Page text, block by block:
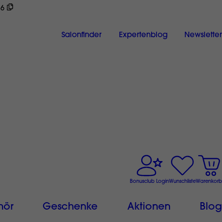
Salonfinder Expertenblog Newsletter
Bonusclub LoginWunschlisteWarenkorb
Geschenke Aktionen Blog